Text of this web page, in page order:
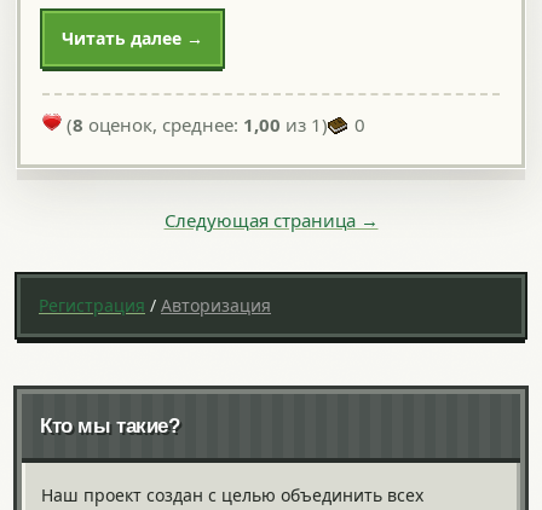
Читать далее →
(8 оценок, среднее: 1,00 из 1) 0
Следующая страница →
Регистрация / Авторизация
Кто мы такие?
Наш проект создан с целью объединить всех